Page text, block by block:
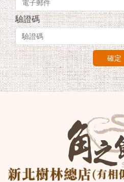
驗證碼
確定